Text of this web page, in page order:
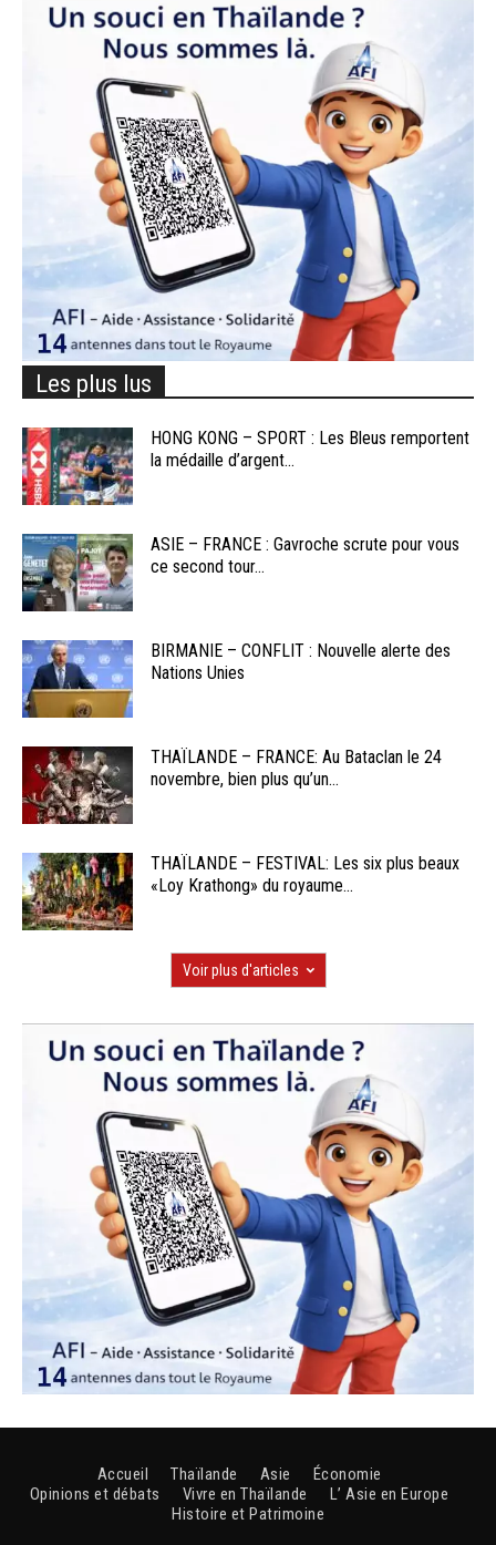
Les plus lus
HONG KONG – SPORT : Les Bleus remportent
la médaille d’argent...
ASIE – FRANCE : Gavroche scrute pour vous
ce second tour...
BIRMANIE – CONFLIT : Nouvelle alerte des
Nations Unies
THAÏLANDE – FRANCE: Au Bataclan le 24
novembre, bien plus qu’un...
THAÏLANDE – FESTIVAL: Les six plus beaux
«Loy Krathong» du royaume...
Voir plus d'articles
Accueil Thaïlande Asie
Économie
Opinions et débats
Vivre en Thaïlande
L’ Asie en Europe
Histoire et Patrimoine